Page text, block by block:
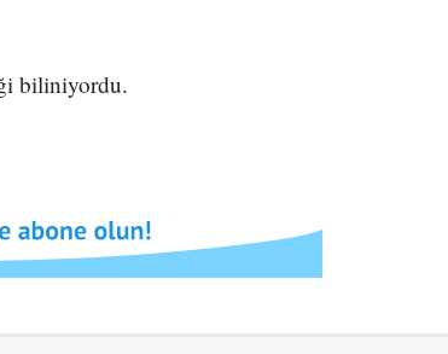
biliniyordu.